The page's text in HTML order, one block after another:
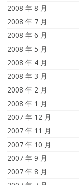
2008 年 8 月
2008 年 7 月
2008 年 6 月
2008 年 5 月
2008 年 4 月
2008 年 3 月
2008 年 2 月
2008 年 1 月
2007 年 12 月
2007 年 11 月
2007 年 10 月
2007 年 9 月
2007 年 8 月